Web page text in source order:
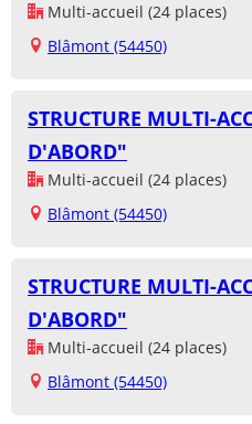
Multi-accueil (24 places)
Blâmont (54450)
STRUCTURE MULTI-
D'ABORD"
Multi-accueil (24 places)
Blâmont (54450)
STRUCTURE MULTI-
D'ABORD"
Multi-accueil (24 places)
Blâmont (54450)